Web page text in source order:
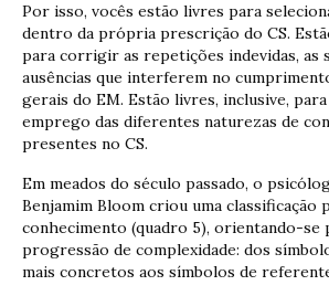
Por isso, vocês estão livres para
dentro da própria prescrição do CS.
para corrigir as repetições indevidas, as
ausências que interferem no
gerais do EM. Estão livres, inclusive,
emprego das diferentes naturezas de
presentes no CS.
Em meados do século passado, o
Benjamim Bloom criou uma classificação
conhecimento (quadro 5), orientando-se
progressão de complexidade: dos
mais concretos aos símbolos de